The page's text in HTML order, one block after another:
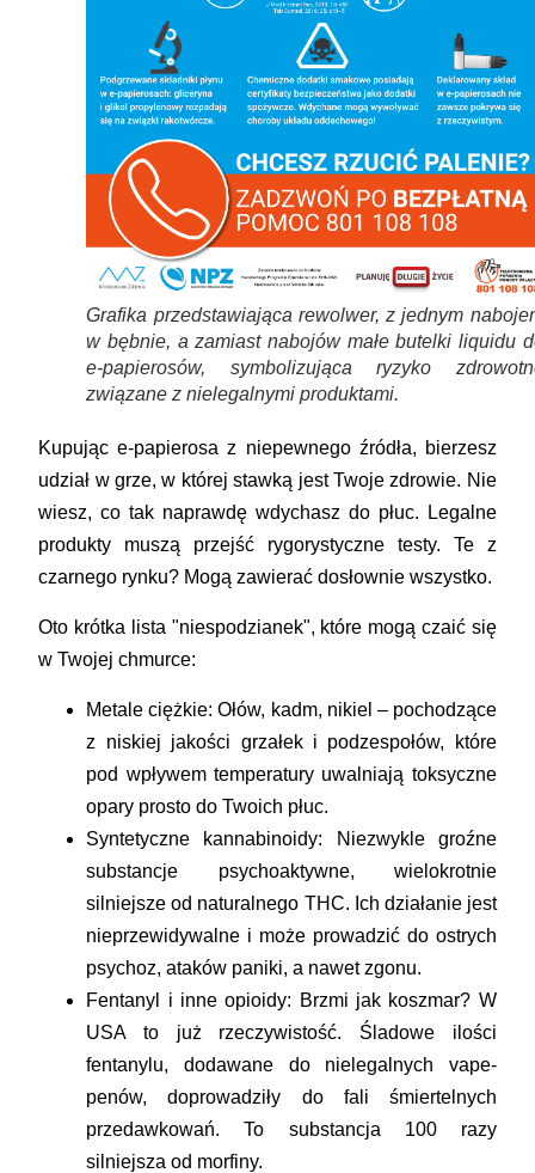
Grafika przedstawiająca rewolwer, z jednym
w bębnie, a zamiast nabojów małe butelki liquidu
e-papierosów, symbolizująca ryzyko
związane z nielegalnymi produktami.
Kupując e-papierosa z niepewnego źródła, bierzesz
udział w grze, w której stawką jest Twoje zdrowie. Nie
wiesz, co tak naprawdę wdychasz do płuc. Legalne
produkty muszą przejść rygorystyczne testy. Te z
czarnego rynku? Mogą zawierać dosłownie wszystko.
Oto krótka lista "niespodzianek", które mogą czaić się
w Twojej chmurce:
Metale ciężkie: Ołów, kadm, nikiel – pochodzące
z niskiej jakości grzałek i podzespołów, które
pod wpływem temperatury uwalniają toksyczne
opary prosto do Twoich płuc.
Syntetyczne kannabinoidy: Niezwykle groźne
substancje psychoaktywne, wielokrotnie
silniejsze od naturalnego THC. Ich działanie jest
nieprzewidywalne i może prowadzić do ostrych
psychoz, ataków paniki, a nawet zgonu.
Fentanyl i inne opioidy: Brzmi jak koszmar? W
USA to już rzeczywistość. Śladowe ilości
fentanylu, dodawane do nielegalnych vape-
penów, doprowadziły do fali śmiertelnych
przedawkowań. To substancja 100 razy
silniejsza od morfiny.